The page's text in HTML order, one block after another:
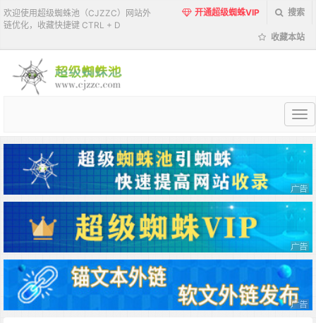
欢迎使用超级蜘蛛池（CJZZC）网站外
链优化，收藏快捷键 CTRL + D
开通超级蜘蛛VIP 搜索
收藏本站
超
蜘
蛛
池